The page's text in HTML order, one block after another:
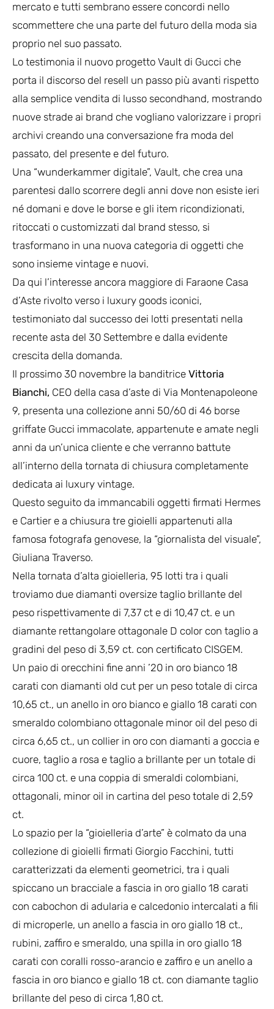
mercato e tutti sembrano essere concordi nello
scommettere che una parte del futuro della moda sia
proprio nel suo passato.
Lo testimonia il nuovo progetto Vault di Gucci che
porta il discorso del resell un passo più avanti rispetto
alla semplice vendita di lusso secondhand, mostrando
nuove strade ai brand che vogliano valorizzare i propri
archivi creando una conversazione fra moda del
passato, del presente e del futuro.
Una “wunderkammer digitale”, Vault, che crea una
parentesi dallo scorrere degli anni dove non esiste ieri
né domani e dove le borse e gli item ricondizionati,
ritoccati o customizzati dal brand stesso, si
trasformano in una nuova categoria di oggetti che
sono insieme vintage e nuovi.
Da qui l’interesse ancora maggiore di Faraone Casa
d’Aste rivolto verso i luxury goods iconici,
testimoniato dal successo dei lotti presentati nella
recente asta del 30 Settembre e dalla evidente
crescita della domanda.
Il prossimo 30 novembre la banditrice Vittoria
Bianchi, CEO della casa d’aste di Via Montenapoleone
9, presenta una collezione anni 50/60 di 46 borse
griffate Gucci immacolate, appartenute e amate negli
anni da un’unica cliente e che verranno battute
all’interno della tornata di chiusura completamente
dedicata ai luxury vintage.
Questo seguito da immancabili oggetti firmati Hermes
e Cartier e a chiusura tre gioielli appartenuti alla
famosa fotografa genovese, la “giornalista del visuale”,
Giuliana Traverso.
Nella tornata d’alta gioielleria, 95 lotti tra i quali
troviamo due diamanti oversize taglio brillante del
peso rispettivamente di 7,37 ct e di 10,47 ct. e un
diamante rettangolare ottagonale D color con taglio a
gradini del peso di 3,59 ct. con certificato CISGEM.
Un paio di orecchini fine anni ’20 in oro bianco 18
carati con diamanti old cut per un peso totale di circa
10,65 ct., un anello in oro bianco e giallo 18 carati con
smeraldo colombiano ottagonale minor oil del peso di
circa 6,65 ct., un collier in oro con diamanti a goccia e
cuore, taglio a rosa e taglio a brillante per un totale di
circa 100 ct. e una coppia di smeraldi colombiani,
ottagonali, minor oil in cartina del peso totale di 2,59
ct.
Lo spazio per la “gioielleria d’arte” è colmato da una
collezione di gioielli firmati Giorgio Facchini, tutti
caratterizzati da elementi geometrici, tra i quali
spiccano un bracciale a fascia in oro giallo 18 carati
con cabochon di adularia e calcedonio intercalati a fili
di microperle, un anello a fascia in oro giallo 18 ct.,
rubini, zaffiro e smeraldo, una spilla in oro giallo 18
carati con coralli rosso-arancio e zaffiro e un anello a
fascia in oro bianco e giallo 18 ct. con diamante taglio
brillante del peso di circa 1,80 ct.